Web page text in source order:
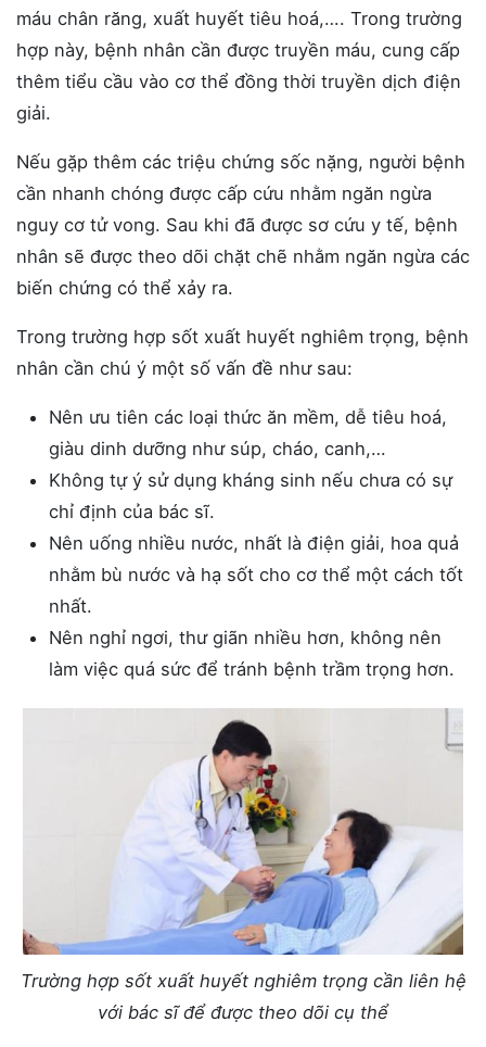
máu chân răng, xuất huyết tiêu hoá,…. Trong trường
hợp này, bệnh nhân cần được truyền máu, cung cấp
thêm tiểu cầu vào cơ thể đồng thời truyền dịch điện
giải.
Nếu gặp thêm các triệu chứng sốc nặng, người bệnh
cần nhanh chóng được cấp cứu nhằm ngăn ngừa
nguy cơ tử vong. Sau khi đã được sơ cứu y tế, bệnh
nhân sẽ được theo dõi chặt chẽ nhằm ngăn ngừa các
biến chứng có thể xảy ra.
Trong trường hợp sốt xuất huyết nghiêm trọng, bệnh
nhân cần chú ý một số vấn đề như sau:
Nên ưu tiên các loại thức ăn mềm, dễ tiêu hoá,
giàu dinh dưỡng như súp, cháo, canh,…
Không tự ý sử dụng kháng sinh nếu chưa có sự
chỉ định của bác sĩ.
Nên uống nhiều nước, nhất là điện giải, hoa quả
nhằm bù nước và hạ sốt cho cơ thể một cách tốt
nhất.
Nên nghỉ ngơi, thư giãn nhiều hơn, không nên
làm việc quá sức để tránh bệnh trầm trọng hơn.
Trường hợp sốt xuất huyết nghiêm trọng cần liên hệ
với bác sĩ để được theo dõi cụ thể